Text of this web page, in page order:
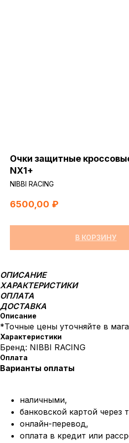
Очки защитные
NX1+
NIBBI RACING
6500,00 ₽
В КОРЗИНУ
ОПИСАНИЕ
ХАРАКТЕРИСТИКИ
ОПЛАТА
ДОСТАВКА
Описание
*Точные цены уточняйте в
Характеристики
Бренд: NIBBI RACING
Оплата
Варианты оплаты
наличными,
банковской картой через
онлайн-перевод,
оплата в кредит или